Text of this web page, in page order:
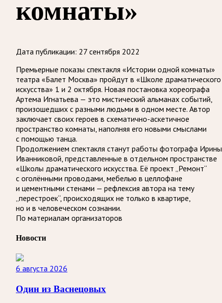
комнаты»
Дата публикации: 27 сентября 2022
Премьерные показы спектакля «Истории одной комнаты»
театра «Балет Москва» пройдут в «Школе драматического
искусства» 1 и 2 октября. Новая постановка хореографа
Артема Игнатьева — это мистический альманах событий,
произошедших с разными людьми в одном месте. Автор
заключает своих героев в схематично-аскетичное
пространство комнаты, наполняя его новыми смыслами
с помощью танца.
Продолжением спектакля станут работы фотографа Ирины
Иванниковой, представленные в отдельном пространстве
«Школы драматического искусства. Её проект „Ремонт“
с оголёнными проводами, мебелью в целлофане
и цементными стенами — рефлексия автора на тему
„перестроек“, происходящих не только в квартире,
но и в человеческом сознании.
По материалам организаторов
Новости
6 августа 2026
Один из Васнецовых